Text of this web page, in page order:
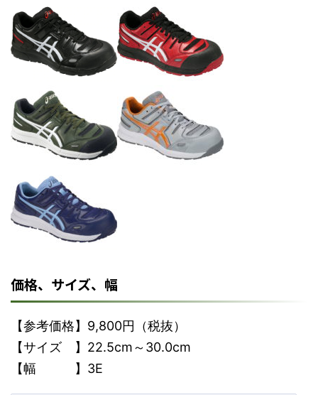
価格、サイズ、幅
【参考価格】9,800円（税抜）
【サイズ 】22.5cm～30.0cm
【幅 】3E